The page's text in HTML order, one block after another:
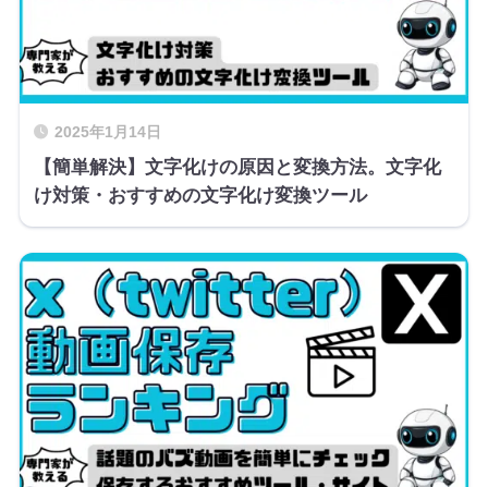
2025年1月14日
【簡単解決】文字化けの原因と変換方法。文字化
け対策・おすすめの文字化け変換ツール